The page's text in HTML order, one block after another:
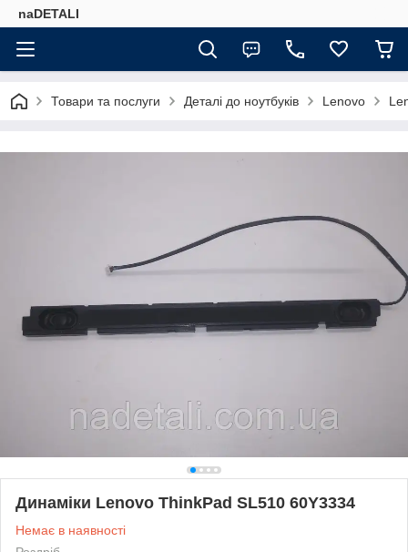
naDETALI
Товари та послуги Деталі до ноутбуків Lenovo
Динаміки Lenovo ThinkPad SL510 60Y3334
Немає в наявності